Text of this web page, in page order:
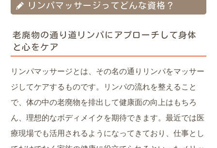
リンパマッサージってどんな資格？
老廃物の通り道リンパにアプローチして身体
と心をケア
リンパマッサージとは、その名の通りリンパをマッサー
ジしてケアするものです。リンパの流れを整えること
で、体の中の老廃物を排出して健康面の向上はもちろ
ん、理想的なボディメイクを期待できます。最近では医
療現場でも活用されるようになってきており、仕事とし